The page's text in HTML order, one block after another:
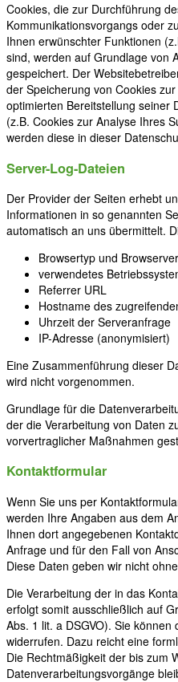
Cookies, die zur Durchführung
Kommunikationsvorgangs oder
Ihnen erwünschter Funktionen
sind, werden auf Grundlage von
gespeichert. Der
der Speicherung von Cookies
optimierten Bereitstellung seiner
(z.B. Cookies zur Analyse Ihres
werden diese in dieser
Server-Log-Dateien
Der Provider der Seiten erhebt
Informationen in so genannten
automatisch an uns übermittelt.
Browsertyp und
verwendetes
Referrer URL
Hostname des
Uhrzeit der Serveranfrage
IP-Adresse (anonymisiert)
Eine Zusammenführung dieser
wird nicht vorgenommen.
Grundlage für die
der die Verarbeitung von Daten
vorvertraglicher Maßnahmen
Kontaktformular
Wenn Sie uns per
werden Ihre Angaben aus dem
Ihnen dort angegebenen
Anfrage und für den Fall von
Diese Daten geben wir nicht
Die Verarbeitung der in das
erfolgt somit ausschließlich auf
Abs. 1 lit. a DSGVO). Sie
widerrufen. Dazu reicht eine
Die Rechtmäßigkeit der bis zum
Datenverarbeitungsvorgänge